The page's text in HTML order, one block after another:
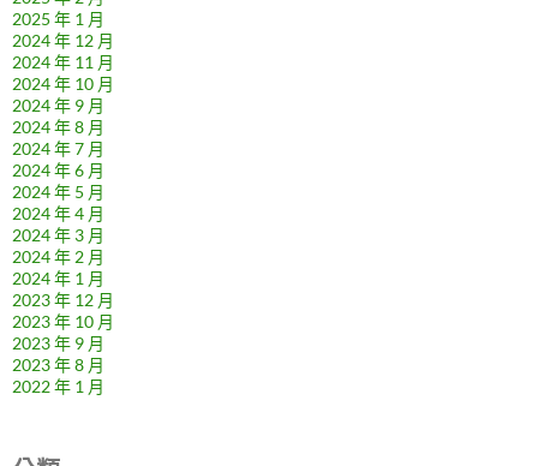
2025 年 1 月
2024 年 12 月
2024 年 11 月
2024 年 10 月
2024 年 9 月
2024 年 8 月
2024 年 7 月
2024 年 6 月
2024 年 5 月
2024 年 4 月
2024 年 3 月
2024 年 2 月
2024 年 1 月
2023 年 12 月
2023 年 10 月
2023 年 9 月
2023 年 8 月
2022 年 1 月